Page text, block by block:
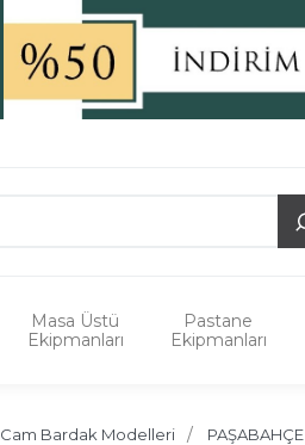
Masa Üstü
Ekipmanları
Pastane
Ekipmanları
Cam Bardak Modelleri PAŞABAHÇE